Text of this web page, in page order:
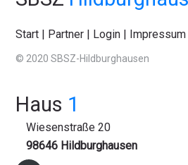
Start Partner Login Impressum
© 2020 SBSZ-Hildburghausen
Haus 1
Wiesenstraße 20
98646 Hildburghausen